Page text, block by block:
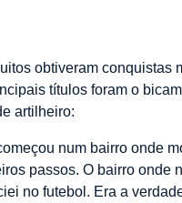
obtiveram conquistas
títulos foram o
artilheiro:
num bairro onde
passos. O bairro onde
no futebol. Era a